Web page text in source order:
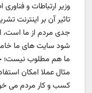
وزیر ارتباطات و
تاثیر آن بر اینترنت
جدی مردم از ما است،
شود سایت های ما
ما هم مطلوب نیست؛
مثال عملا امکان
کسب و کار مردم می